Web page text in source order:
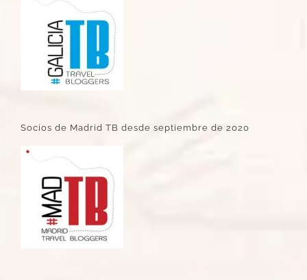
Socios de Madrid TB desde septiembre de 2020